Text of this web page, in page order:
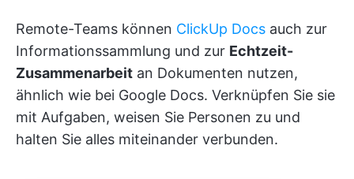
Remote-Teams können ClickUp Docs auch zur
Informationssammlung und zur Echtzeit-
Zusammenarbeit an Dokumenten nutzen,
ähnlich wie bei Google Docs. Verknüpfen Sie sie
mit Aufgaben, weisen Sie Personen zu und
halten Sie alles miteinander verbunden.